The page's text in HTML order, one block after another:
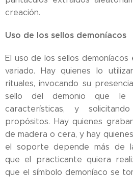
creación.
Uso de los sellos demoníacos
El uso de los sellos demoníacos
variado. Hay quienes lo
rituales, invocando su
sello del demonio que le
características, y
propósitos. Hay quienes
de madera o cera, y hay
el soporte depende más de
que el practicante quiera
que el símbolo demoníaco se